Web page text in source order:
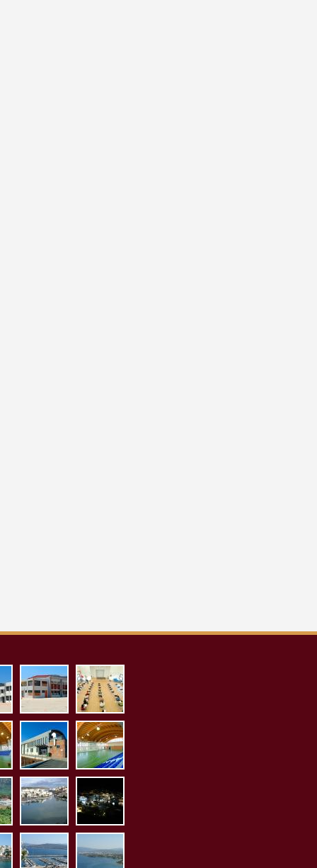
aith_pollaplon_ex.jpg
aith_pollaplon_es.jpg
kleisto_ex1.jpg
kleisto_es2.jpg
limnh5.jpgp1020026.jpg
p1020085.jpgp1020086.jpg